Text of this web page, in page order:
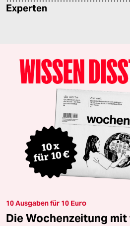
Experten
10 Ausgaben für 10 Euro
Die Wochenzeitung